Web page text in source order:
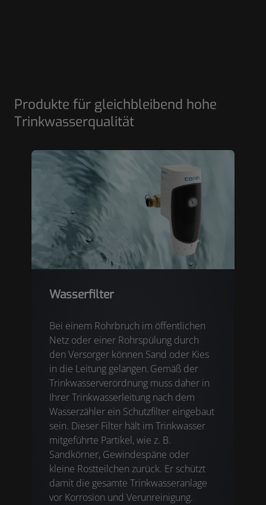
Produkte für gleichbleibend hohe
Trinkwasserqualität
Wasserfilter
Bei einem Rohrbruch im öffentlichen
Netz oder einer Rohrspülung durch
den Versorger können Sand oder Kies
in die Leitung gelangen. Gemäß der
Trinkwasserverordnung muss daher in
Ihrer Trinkwasserleitung nach dem
Wasserzähler ein Schutzfilter eingebaut
sein. Dieser Filter hält im Trinkwasser
mitgeführte Partikel, wie z. B.
Sandkörner, Gewindespäne oder
kleine Rostteilchen zurück. Er schützt
damit die gesamte Trinkwasseranlage
vor Korrosion und Verunreinigung.